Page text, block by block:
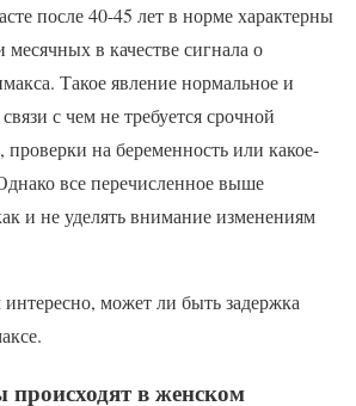
после 40-45 лет в норме характерны
в качестве сигнала о
Такое явление нормальное и
с чем не требуется срочной
проверки на беременность или какое-
все перечисленное выше
и не уделять внимание изменениям
может ли быть задержка
происходят в женском